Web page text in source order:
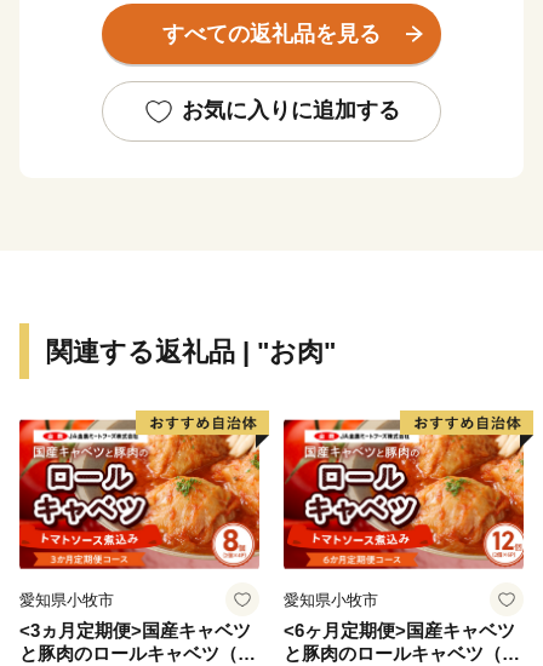
関空によるインパクトを最大限に活用し、世界と日本を
結ぶ玄関都市として、21世紀にふさわしい国際都市をめ
すべての返礼品を見る
お気に入りに追加する
関連する返礼品 | "お肉"
愛知県小牧市
<3ヵ月定期便>国産キャベツ
と豚肉のロールキャベツ（4P
愛知県小牧市
<6ヶ月定期便>国産キャベツ
と豚肉のロールキャベツ（6P